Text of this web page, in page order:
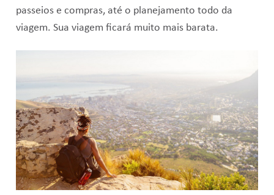
passeios e compras, até o planejamento todo da
viagem. Sua viagem ficará muito mais barata.